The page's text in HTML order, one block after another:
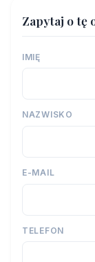
Zapytaj o tę
IMIĘ
NAZWISKO
E-MAIL
TELEFON